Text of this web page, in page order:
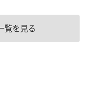
覧を見る